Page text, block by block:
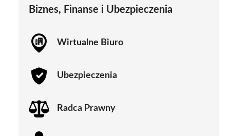
Biznes, Finanse i Ubezpieczenia
Wirtualne Biuro
Ubezpieczenia
Radca Prawny